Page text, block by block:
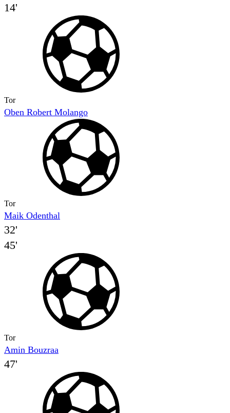
14'
Tor
Oben Robert Molango
Tor
Maik Odenthal
32'
45'
Tor
Amin Bouzraa
47'